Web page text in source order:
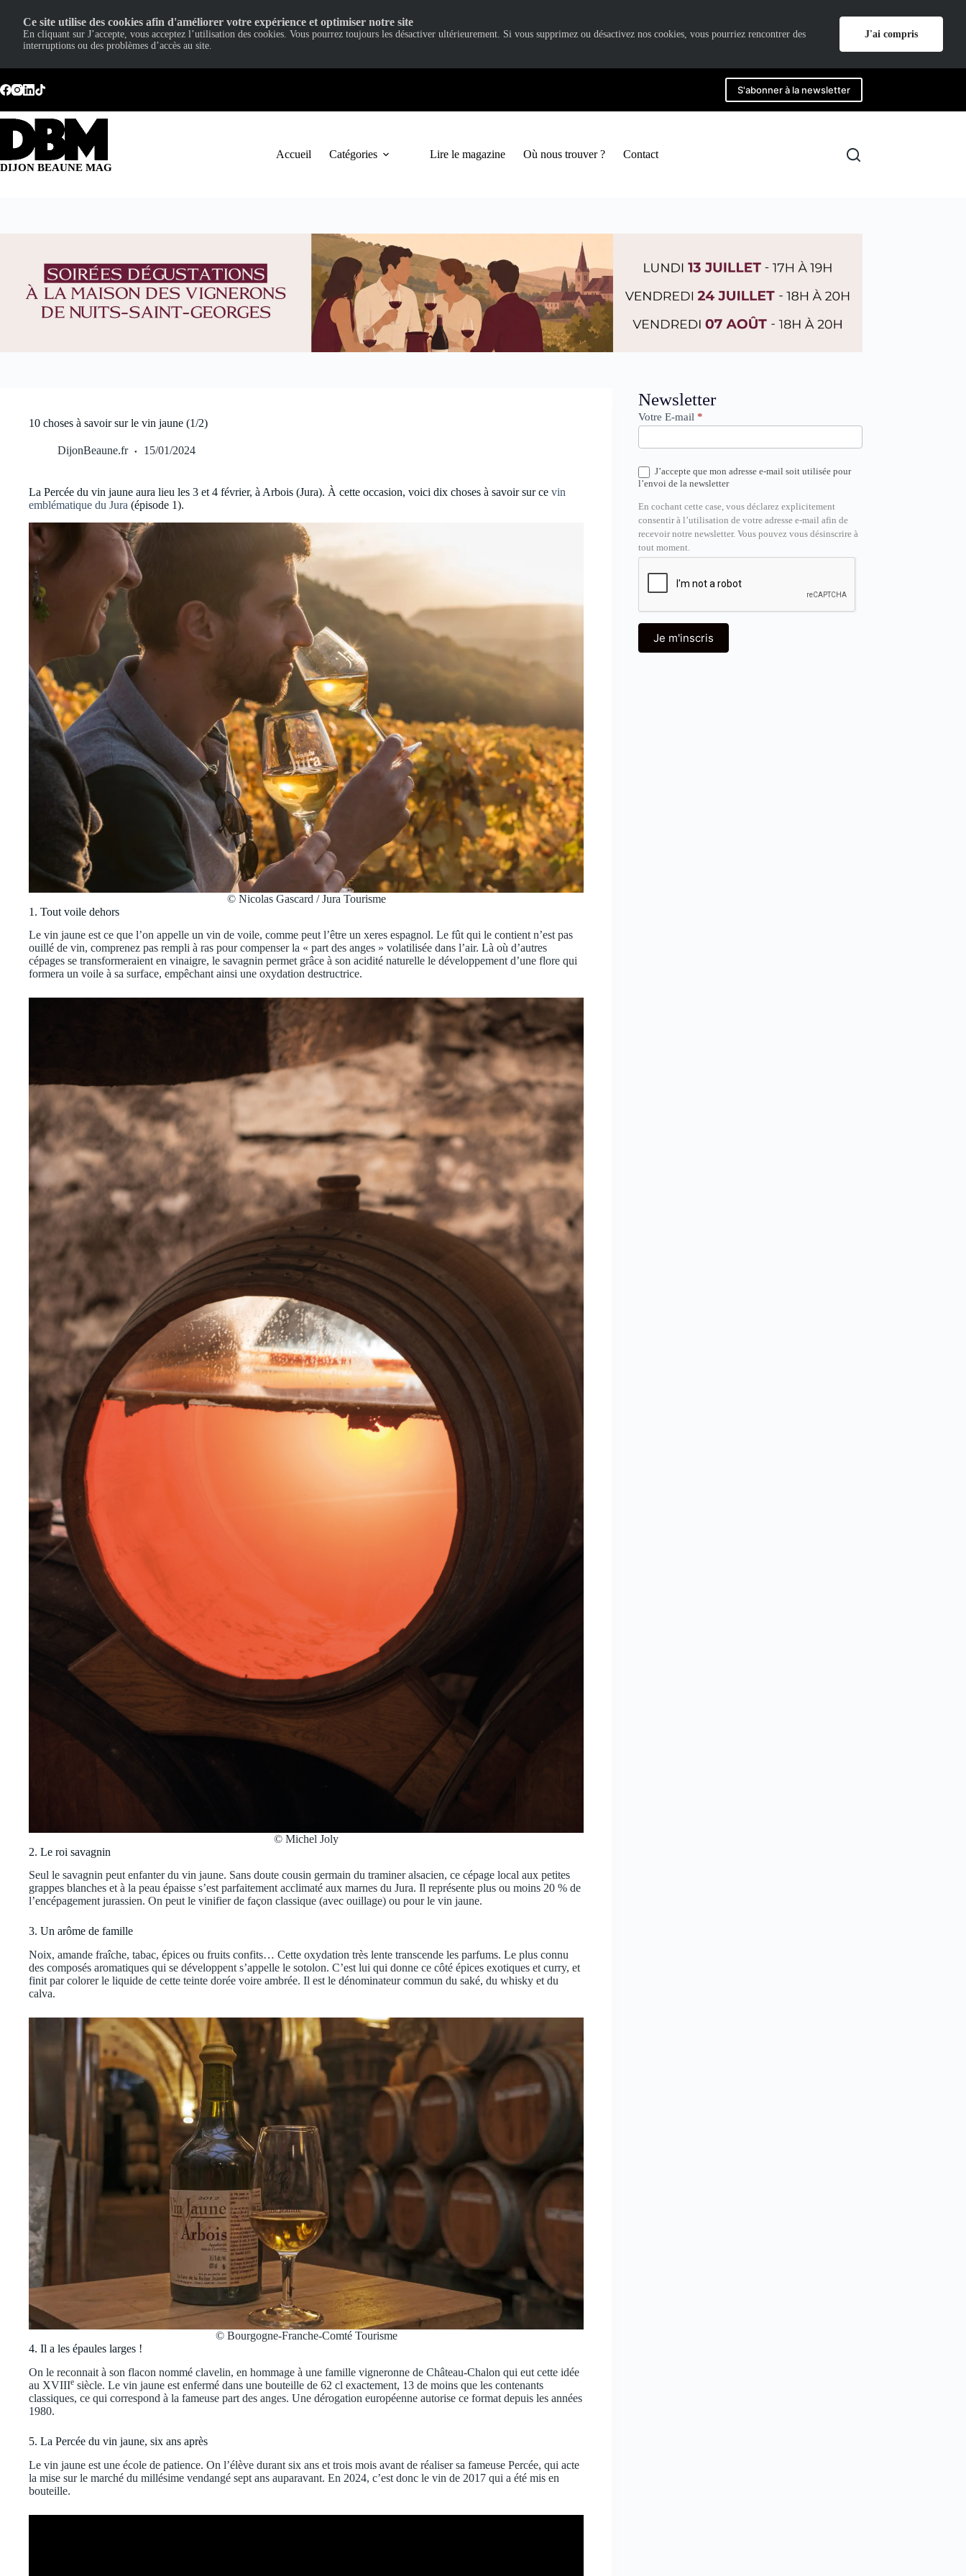
au
contenu
S'abonner à la newsletter
DIJON BEAUNE MAG
Accueil Catégories Lire le magazine Où nous trouver ? Contact
10 choses à savoir sur le vin jaune (1/2)
DijonBeaune.fr 15/01/2024
La Percée du vin jaune aura lieu les 3 et 4 février, à Arbois (Jura). À cette occasion, voici dix choses à savoir sur ce vin
emblématique du Jura (épisode 1).
© Nicolas Gascard / Jura Tourisme
1. Tout voile dehors
Le vin jaune est ce que l’on appelle un vin de voile, comme peut l’être un xeres espagnol. Le fût qui le contient n’est pas
ouillé de vin, comprenez pas rempli à ras pour compenser la « part des anges » volatilisée dans l’air. Là où d’autres
cépages se transformeraient en vinaigre, le savagnin permet grâce à son acidité naturelle le développement d’une flore qui
formera un voile à sa surface, empêchant ainsi une oxydation destructrice.
© Michel Joly
2. Le roi savagnin
Seul le savagnin peut enfanter du vin jaune. Sans doute cousin germain du traminer alsacien, ce cépage local aux petites
grappes blanches et à la peau épaisse s’est parfaitement acclimaté aux marnes du Jura. Il représente plus ou moins 20 % de
l’encépagement jurassien. On peut le vinifier de façon classique (avec ouillage) ou pour le vin jaune.
3. Un arôme de famille
Noix, amande fraîche, tabac, épices ou fruits confits… Cette oxydation très lente transcende les parfums. Le plus connu
des composés aromatiques qui se développent s’appelle le sotolon. C’est lui qui donne ce côté épices exotiques et curry, et
finit par colorer le liquide de cette teinte dorée voire ambrée. Il est le dénominateur commun du saké, du whisky et du
calva.
© Bourgogne-Franche-Comté Tourisme
4. Il a les épaules larges !
On le reconnait à son flacon nommé clavelin, en hommage à une famille vigneronne de Château-Chalon qui eut cette idée
au XVIIIe siècle. Le vin jaune est enfermé dans une bouteille de 62 cl exactement, 13 de moins que les contenants
classiques, ce qui correspond à la fameuse part des anges. Une dérogation européenne autorise ce format depuis les années
1980.
5. La Percée du vin jaune, six ans après
Le vin jaune est une école de patience. On l’élève durant six ans et trois mois avant de réaliser sa fameuse Percée, qui acte
la mise sur le marché du millésime vendangé sept ans auparavant. En 2024, c’est donc le vin de 2017 qui a été mis en
bouteille.
Newsletter
Newsletter
Votre E-mail *
J’accepte que mon adresse e-mail soit utilisée pour
l’envoi de la newsletter
En cochant cette case, vous déclarez explicitement
consentir à l’utilisation de votre adresse e-mail afin de
recevoir notre newsletter. Vous pouvez vous désinscrire à
tout moment.
Je m'inscris
Ce site utilise des cookies afin d'améliorer votre expérience et optimiser notre site
En cliquant sur J’accepte, vous acceptez l’utilisation des cookies. Vous pourrez toujours les désactiver ultérieurement. Si vous supprimez ou désactivez nos cookies, vous pourriez rencontrer des
interruptions ou des problèmes d’accès au site.
J'ai compris